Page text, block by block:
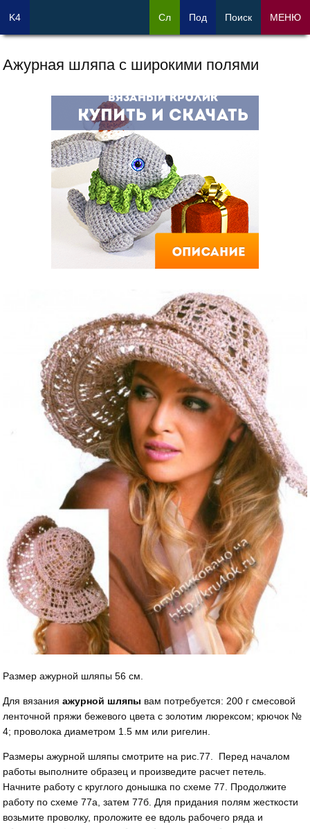
Ажурная шляпа с широкими полями
Размер ажурной шляпы 56 см.
Для вязанияажурной шляпы вам потребуется: 200 г смесовой
ленточной пряжи бежевого цвета с золотим люрексом; крючок №
4; проволока диаметром 1.5 мм или ригелин.
Размеры ажурной шляпы смотрите на рис.77. Перед началом
работы выполните образец и произведите расчет петель.
Начните работу с круглого донышка по схеме 77. Продолжите
работу по схеме 77а, затем 77б. Для придания полям жесткости
возьмите проволку, проложите ее вдоль рабочего ряда и
K4 Сл Под Поиск МЕНЮ